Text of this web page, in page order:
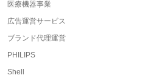
医療機器事業
広告運営サービス
ブランド代理運営
PHILIPS
Shell